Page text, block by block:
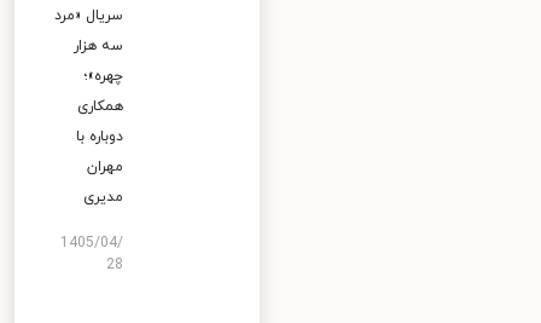
سریال «مرد
سه هزار
چهره»؛
همکاری
دوباره با
مهران
مدیری
1405/04/
28